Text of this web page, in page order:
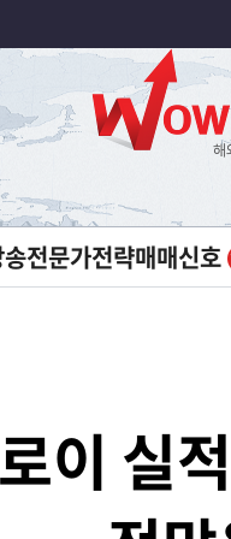
전문가전략매매신호
이 실